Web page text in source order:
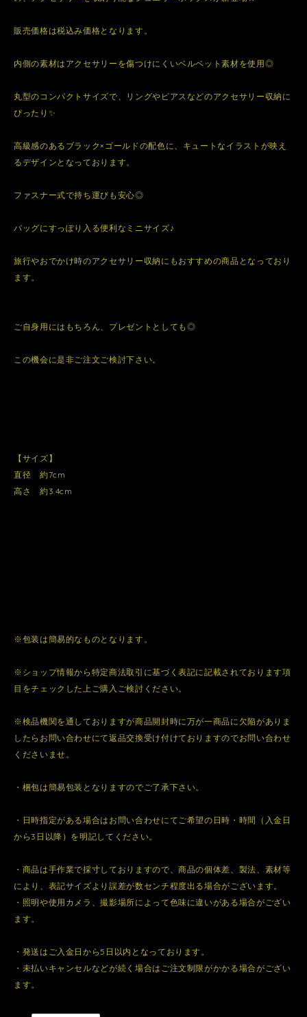
販売価格は税込み価格となります。
内側の素材はアクセサリーを傷つけにくいベルベット素材を使用◎
丸型のコンパクトサイズで、リングやピアスなどのアクセサリー収納に
ぴったり✨
高級感のあるブラック×ゴールドの配色に、キュートなイラストが映え
るデザインとなっております。
ファスナー式で持ち運びも安心◎
バッグにすっぽり入る便利なミニサイズ♪
旅行やおでかけ時のアクセサリー収納にもおすすめの商品となっており
ます。
ご自身用にはもちろん、プレゼントとしても◎
この機会に是非ご注文ご検討下さい。
【サイズ】
直径 約7cm
高さ 約3.4cm
※包装は簡易的なものとなります。
※ショップ情報から特定商法取引に基づく表記に記載されております項
目をチェックした上ご購入ご検討ください。
※検品機関を通しておりますが商品開封時に万が一商品に欠陥がありま
したらお問い合わせにて返品交換受け付けておりますのでお問い合わせ
くださいませ。
・梱包は簡易包装となりますのでご了承下さい。
・日時指定がある場合はお問い合わせにてご希望の日時・時間（入金日
から3日以降）を明記してください。
・商品は手作業で採寸しておりますので、商品の個体差、製法、素材等
により、表記サイズより誤差が数センチ程度出る場合がございます。
・照明や使用カメラ、撮影場所によって色味に違いがある場合がござい
ます。
・発送はご入金日から5日以内となっております。
・未払いキャンセルなどが続く場合はご注文制限がかかる場合がござい
ます。